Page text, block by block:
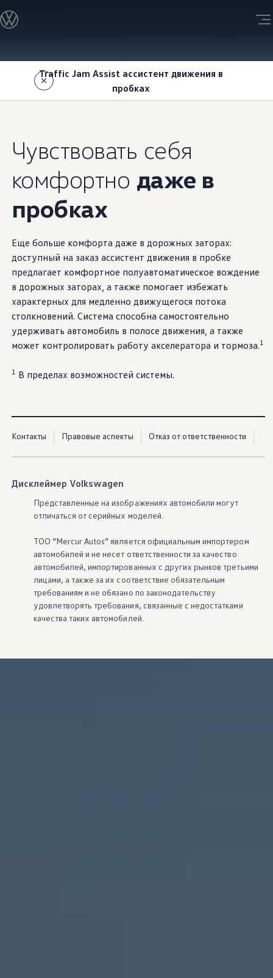
основному
содержанию
вниз
страницы
Официальный сервис Volkswagen
Гарантия производителя
Кузовной ремонт
Карта дилеров
Новости
Traffic Jam Assist ассистент движения в
пробках
Чувствовать себя
комфортно даже в
пробках
Еще больше комфорта даже в дорожных заторах:
доступный на заказ ассистент движения в пробке
предлагает комфортное полуавтоматическое вождение
в дорожных заторах, а также помогает избежать
характерных для медленно движущегося потока
столкновений. Система способна самостоятельно
удерживать автомобиль в полосе движения, а также
может контролировать работу акселератора и тормоза.1
1 В пределах возможностей системы.
Контакты Правовые аспекты Отказ от ответственности
Дисклеймер Volkswagen
Представленные на изображениях автомобили могут
отличаться от серийных моделей.
ТОО “Mercur Autos” является официальным импортером
автомобилей и не несет ответственности за качество
автомобилей, импортированных с других рынков третьими
лицами, а также за их соответствие обязательным
требованиям и не обязано по законодательству
удовлетворять требования, связанные с недостатками
качества таких автомобилей.